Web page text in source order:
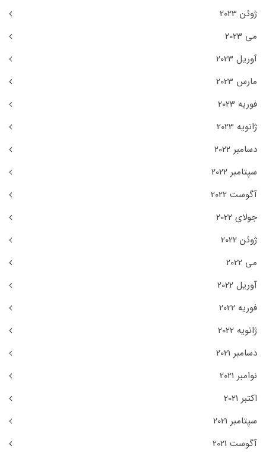
ژوئن 2023
می 2023
آوریل 2023
مارس 2023
فوریه 2023
ژانویه 2023
دسامبر 2022
سپتامبر 2022
آگوست 2022
جولای 2022
ژوئن 2022
می 2022
آوریل 2022
فوریه 2022
ژانویه 2022
دسامبر 2021
نوامبر 2021
اکتبر 2021
سپتامبر 2021
آگوست 2021